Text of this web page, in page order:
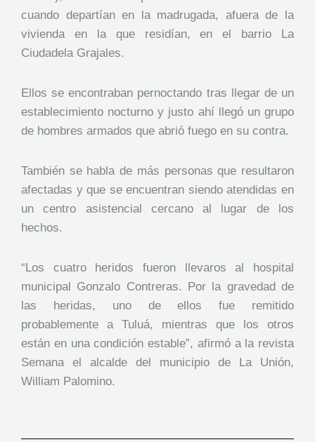
cuando departían en la madrugada, afuera de la
vivienda en la que residían, en el barrio La
Ciudadela Grajales.
Ellos se encontraban pernoctando tras llegar de un
establecimiento nocturno y justo ahí llegó un grupo
de hombres armados que abrió fuego en su contra.
También se habla de más personas que resultaron
afectadas y que se encuentran siendo atendidas en
un centro asistencial cercano al lugar de los
hechos.
“Los cuatro heridos fueron llevaros al hospital
municipal Gonzalo Contreras. Por la gravedad de
las heridas, uno de ellos fue remitido
probablemente a Tuluá, mientras que los otros
están en una condición estable”, afirmó a la revista
Semana el alcalde del municipio de La Unión,
William Palomino.